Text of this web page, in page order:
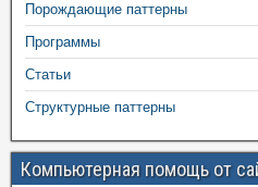
Порождающие паттерны
Программы
Статьи
Структурные паттерны
Компьютерная помощь от